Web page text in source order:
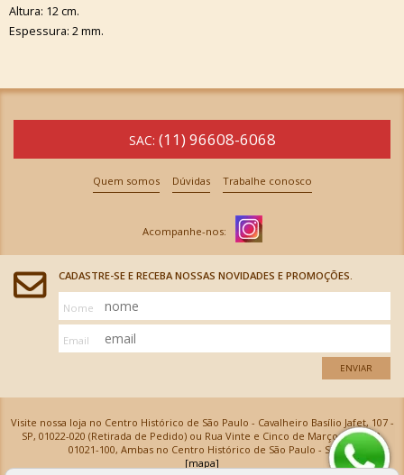
Altura: 12 cm.
Espessura: 2 mm.
SAC: (11) 96608-6068
Quem somos Dúvidas Trabalhe conosco
CADASTRE-SE E RECEBA NOSSAS NOVIDADES E PROMOÇÕES.
Nome
Email
ENVIAR
Visite nossa loja no Centro Histórico de São Paulo - Cavalheiro Basílio Jafet, 107 -
SP, 01022-020 (Retirada de Pedido) ou Rua Vinte e Cinco de Março, 576 - SP,
01021-100, Ambas no Centro Histórico de São Paulo - SP
[mapa]